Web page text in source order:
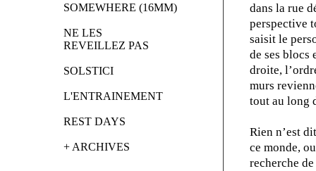
SOMEWHERE (16MM)
NE LES
REVEILLEZ PAS
SOLSTICI
L'ENTRAINEMENT
REST DAYS
+ ARCHIVES
dans la rue
perspective
saisit le
de ses blocs
droite,
murs
tout au long
Rien n’est
ce monde,
recherche